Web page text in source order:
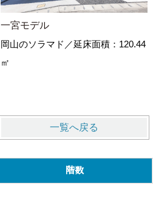
一宮モデル
岡山のソラマド／延床面積：120.44
㎡
一覧へ戻る
階数